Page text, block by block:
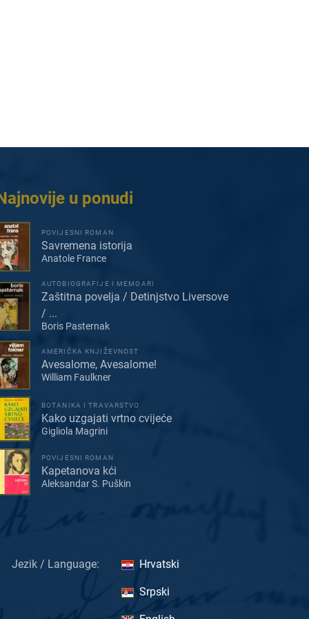
u ponudi
POVIJESNI ROMAN
Savremena istorija
Anatole France
AUTOBIOGRAFIJE I MEMOARI
Zaštitna povelja / Detinjstvo Liversove
/ ...
Boris Pasternak
AMERIČKA KNJIŽEVNOST
Avesalome, Avesalome!
William Faulkner
BOTANIKA I TRAVARSTVO
Kako uzgajati vrtno cvijeće
Gigliola Magrini
POVIJESNI ROMAN
Kapetanova kći
Aleksandar S. Puškin
Jezik / Language: Hrvatski
Srpski